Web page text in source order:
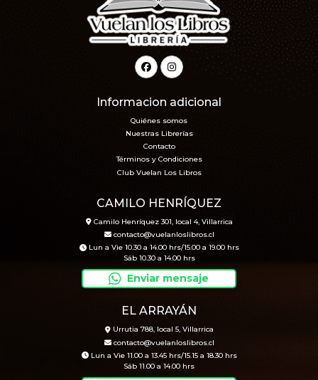
Informacion adicional
Quiénes somos
Nuestras Librerías
Contacto
Términos y Condiciones
Club Vuelan Los Libros
CAMILO HENRÍQUEZ
Camilo Henríquez 301, local 4, Villarrica
contacto@vuelanloslibros.cl
Lun a Vie 10.30 a 14.00 hrs/15.00 a 19.00 hrs
Sáb 10.30 a 14.00 hrs
Enviar mensaje
EL ARRAYÁN
Urrutia 788, local 5, Villarrica
contacto@vuelanloslibros.cl
Lun a Vie 11.00 a 13.45 hrs/15.15 a 18.30 hrs
Sáb 11.00 a 14.00 hrs